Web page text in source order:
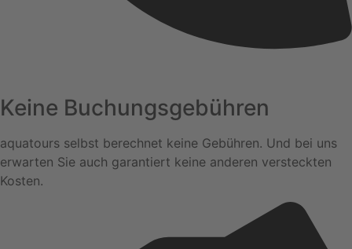
Keine Buchungsgebühren
aquatours selbst berechnet keine Gebühren. Und bei uns
erwarten Sie auch garantiert keine anderen versteckten
Kosten.